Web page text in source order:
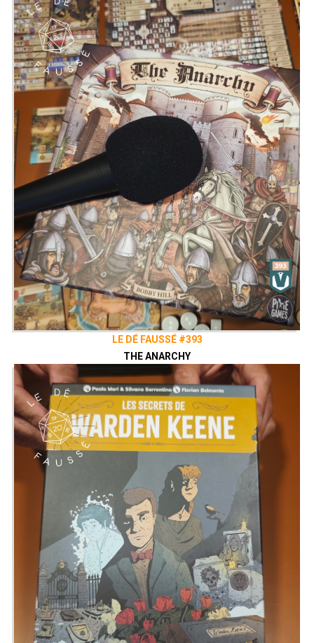
LE DÉ FAUSSÉ #393
THE ANARCHY